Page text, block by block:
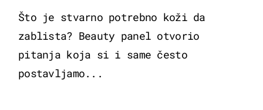
Što je stvarno potrebno koži da
zablista? Beauty panel otvorio
pitanja koja si i same često
postavljamo...